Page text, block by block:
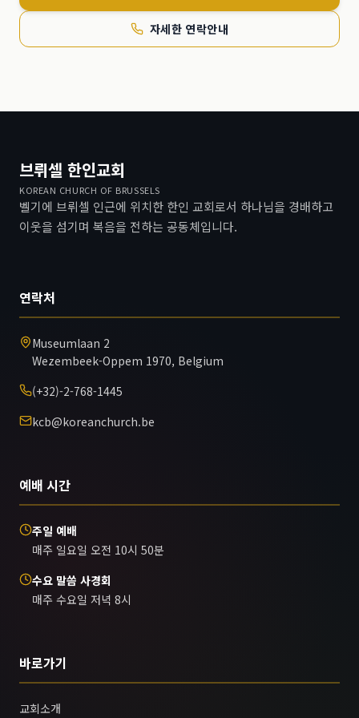
자세한 연락안내
브뤼셀 한인교회
KOREAN CHURCH OF BRUSSELS
벨기에 브뤼셀 인근에 위치한 한인 교회로서 하나님을 경배하고
이웃을 섬기며 복음을 전하는 공동체입니다.
연락처
Museumlaan 2
Wezembeek-Oppem 1970, Belgium
(+32)-2-768-1445
kcb@koreanchurch.be
예배 시간
주일 예배
매주 일요일 오전 10시 50분
수요 말씀 사경회
매주 수요일 저녁 8시
바로가기
교회소개